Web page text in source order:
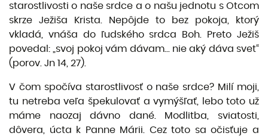
starostlivosti o naše srdce a o našu jednotu s Otcom
skrze Ježiša Krista. Nepôjde to bez pokoja, ktorý
vkladá, vnáša do ľudského srdca Boh. Preto Ježiš
povedal: „svoj pokoj vám dávam... nie aký dáva svet“
(porov. Jn 14, 27).
V čom spočíva starostlivosť o naše srdce? Milí moji,
tu netreba veľa špekulovať a vymýšľať, lebo toto už
máme naozaj dávno dané. Modlitba, sviatosti,
dôvera, úcta k Panne Márii. Cez toto sa očisťuje a